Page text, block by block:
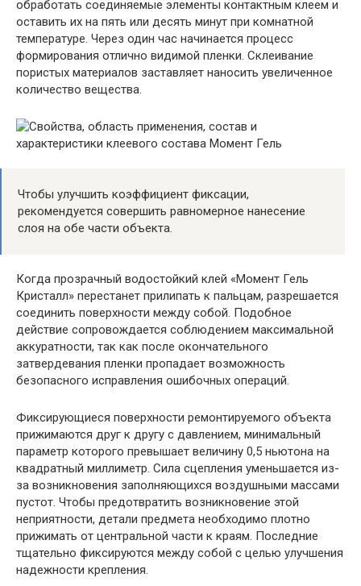
обработать соединяемые элементы контактным клеем и
оставить их на пять или десять минут при комнатной
температуре. Через один час начинается процесс
формирования отлично видимой пленки. Склеивание
пористых материалов заставляет наносить увеличенное
количество вещества.
Чтобы улучшить коэффициент фиксации,
рекомендуется совершить равномерное нанесение
слоя на обе части объекта.
Когда прозрачный водостойкий клей «Момент Гель
Кристалл» перестанет прилипать к пальцам, разрешается
соединить поверхности между собой. Подобное
действие сопровождается соблюдением максимальной
аккуратности, так как после окончательного
затвердевания пленки пропадает возможность
безопасного исправления ошибочных операций.
Фиксирующиеся поверхности ремонтируемого объекта
прижимаются друг к другу с давлением, минимальный
параметр которого превышает величину 0,5 ньютона на
квадратный миллиметр. Сила сцепления уменьшается из-
за возникновения заполняющихся воздушными массами
пустот. Чтобы предотвратить возникновение этой
неприятности, детали предмета необходимо плотно
прижимать от центральной части к краям. Последние
тщательно фиксируются между собой с целью улучшения
надежности крепления.